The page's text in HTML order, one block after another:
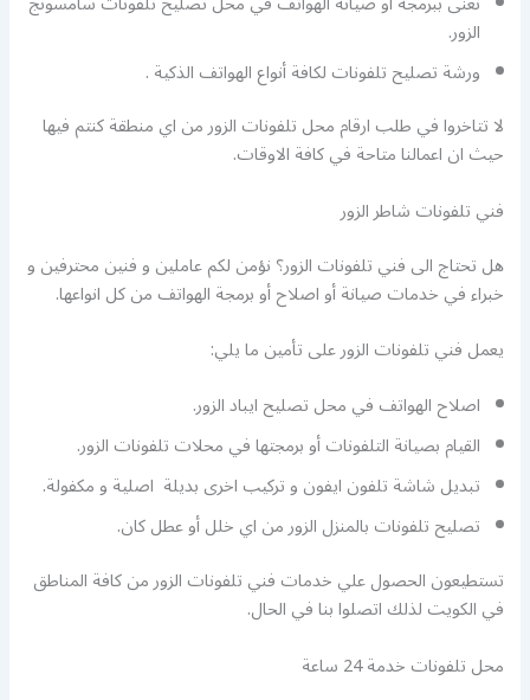
الزور.
ورشة تصليح تلفونات لكافة أنواع الهواتف الذكية .
لا تتاخروا في طلب ارقام محل تلفونات الزور من اي منطقة كنتم فيها
حيث ان اعمالنا متاحة في كافة الاوقات.
فني تلفونات شاطر الزور
هل تحتاج الى فني تلفونات الزور؟ نؤمن لكم عاملين و فنين محترفين و
خبراء في خدمات صيانة أو اصلاح أو برمجة الهواتف من كل انواعها.
يعمل فني تلفونات الزور على تأمين ما يلي:
اصلاح الهواتف في محل تصليح ايباد الزور.
القيام بصيانة التلفونات أو برمجتها في محلات تلفونات الزور.
تبديل شاشة تلفون ايفون و تركيب اخرى بديلة اصلية و مكفولة.
تصليح تلفونات بالمنزل الزور من اي خلل أو عطل كان.
تستطيعون الحصول علي خدمات فني تلفونات الزور من كافة المناطق
في الكويت لذلك اتصلوا بنا في الحال.
محل تلفونات خدمة 24 ساعة